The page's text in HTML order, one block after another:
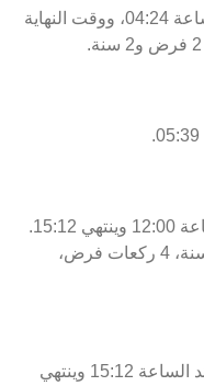
وقت بداية صلاة الفجر سيم بانغ عند الساعة 04:24، ووقت النهاية
يبدأ وقت صلاة الظهر سيم بانغ عند الساعة 12:00 وينتهي 15:12.
تشمل صلاة الظهر 12 ركعة: 4 ركعات سنة، 4 ركعات فرض،
يبدأ وقت صلاة العصر اليوم سيم بانغ عند الساعة 15:12 وينتهي